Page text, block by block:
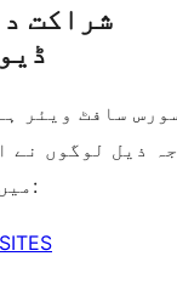
شراکت
ذیل لوگوں نے
میں حصہ لیا: